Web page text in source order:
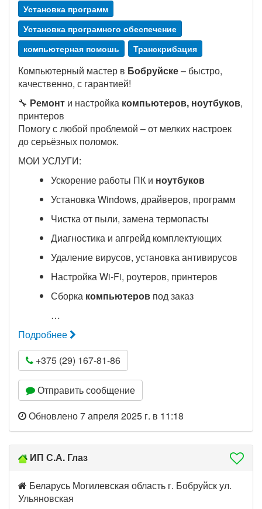
Установка программ
Установка програмного обеспечение
компьютерная помошь
Транскрибация
Компьютерный мастер в Бобруйске– быстро,
качественно, с гарантией!
🔧 Ремонт и настройка компьютеров, ноутбуков,
принтеров
Помогу с любой проблемой – от мелких настроек
до серьёзных поломок.
МОИ УСЛУГИ:
Ускорение работы ПК и ноутбуков
Установка Windows, драйверов, программ
Чистка от пыли, замена термопасты
Диагностика и апгрейд комплектующих
Удаление вирусов, установка антивирусов
Настройка Wi-Fi, роутеров, принтеров
Сборка компьютеров под заказ
…
Подробнее
+375 (29) 167-81-86
Отправить сообщение
Обновлено 7 апреля 2025 г. в 11:18
ИП С.А. Глаз
Беларусь Могилевская область г. Бобруйск ул.
Ульяновская